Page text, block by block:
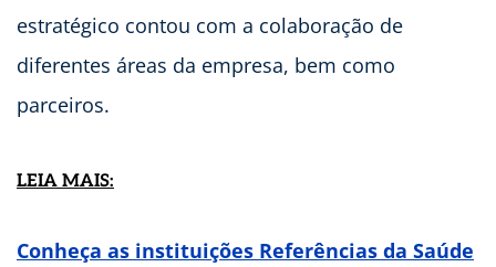
estratégico contou com a colaboração de
diferentes áreas da empresa, bem como
parceiros.
LEIA MAIS:
Conheça as instituições Referências da Saúde